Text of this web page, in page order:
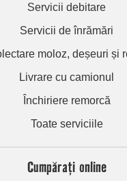
Servicii debitare
Servicii de înrămări
moloz, deșeuri și
Livrare cu camionul
Închiriere remorcă
Toate serviciile
Cumpărați online